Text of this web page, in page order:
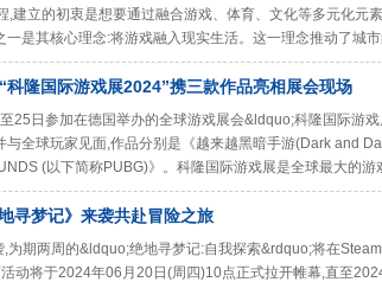
,建立的初衷是想要通过融合游戏、体育、文化等多元化元
一是其核心理念:将游戏融入现实生活。这一理念推动了城
科隆国际游戏展2024”携三款作品亮相展会现场
25日参加在德国举办的全球游戏展会&ldquo;科隆国际游
与全球玩家见面,作品分别是《越来越黑暗手游(Dark and
(以下简称PUBG)》。科隆国际游戏展是全球最大的游
寻梦记》来袭共赴冒险之旅
,为期两周的&ldquo;绝地寻梦记:自我探索&rdquo;将在
动将于2024年06月20日(周四)10点正式拉开帷幕,直至